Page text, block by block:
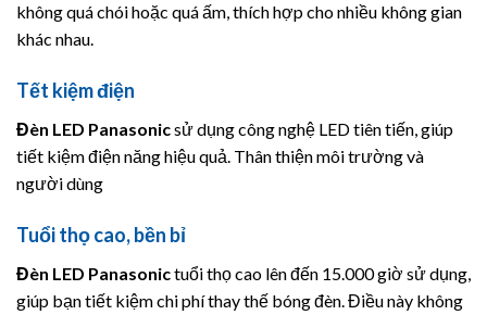
không quá chói hoặc quá ấm, thích hợp cho nhiều không gian
khác nhau.
Tết kiệm điện
Đèn LED Panasonicsử dụng công nghệ LED tiên tiến, giúp
tiết kiệm điện năng hiệu quả. Thân thiện môi trường và
người dùng
Tuổi thọ cao, bền bỉ
Đèn LED Panasonictuổi thọ cao lên đến 15.000 giờ sử dụng,
giúp bạn tiết kiệm chi phí thay thế bóng đèn. Điều này không